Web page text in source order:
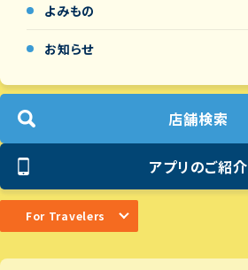
よみもの
お知らせ
店舗検索
アプリのご紹介
For Travelers